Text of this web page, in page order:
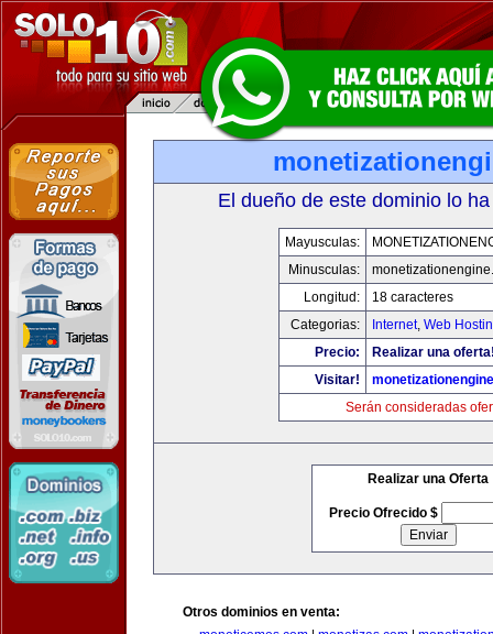
El dueño de este dominio lo
Mayusculas:
Minusculas:
Longitud:
18 caracteres
Categorias:
Internet, Web
Precio:
Realizar una
Visitar!
Serán consideradas
Realizar una Oferta
Precio Ofrecido $
Otros dominios en venta: